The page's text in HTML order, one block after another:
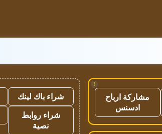
!
مشاركة ارباح
ادسنس
شراء باك لينك
شراء روابط
نصية